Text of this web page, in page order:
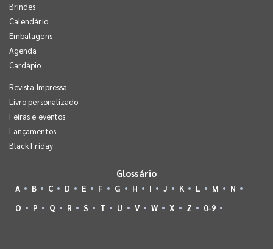
Brindes
Calendário
Embalagens
Agenda
Cardápio
Revista Impressa
Livro personalizado
Feiras e eventos
Lançamentos
Black Friday
Glossário
A B C D E F G H I J K L M
N
O
P Q R S T U V W X Z 0-9